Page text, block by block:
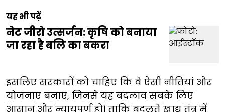
यह भी पढ़ें
नेट जीरो उत्सर्जन: कृषि को बनाया
जा रहा है बलि का बकरा
इसलिए सरकारों को चाहिए कि वे ऐसी नीतियां और
योजनाएं बनाएं, जिनसे यह बदलाव सबके लिए
आसान और न्यायपूर्ण हो। ताकि बदलते खाद्य तंत्र में